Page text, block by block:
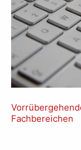
Fachbereichen